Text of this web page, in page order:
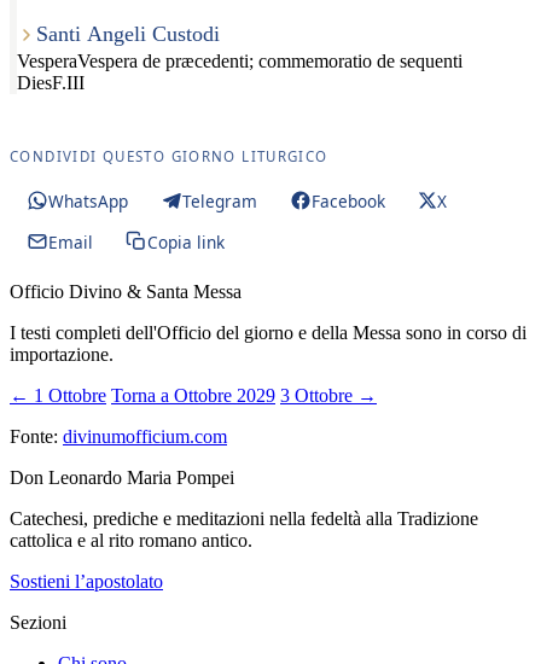
Santi Angeli Custodi
VesperaVespera de præcedenti; commemoratio de sequenti
DiesF.III
CONDIVIDI QUESTO GIORNO LITURGICO
WhatsApp Telegram Facebook
X
Email
Copia link
Officio Divino & Santa Messa
I testi completi dell'Officio del giorno e della Messa sono in corso di
importazione.
← 1 Ottobre Torna a Ottobre 2029 3 Ottobre →
Fonte: divinumofficium.com
Don Leonardo Maria Pompei
Catechesi, prediche e meditazioni nella fedeltà alla Tradizione
cattolica e al rito romano antico.
Sostieni l’apostolato
Sezioni